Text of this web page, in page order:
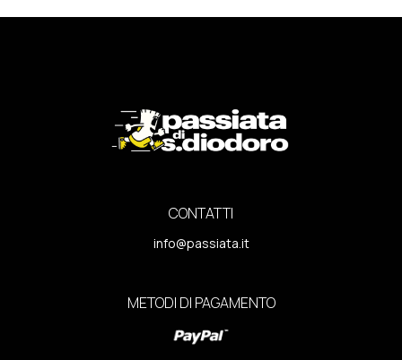
CONTATTI
info@passiata.it
METODI DI PAGAMENTO